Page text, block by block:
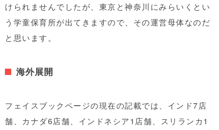
けられませんでしたが、東京と神奈川にみらいくとい
う学童保育所が出てきますので、その運営母体なのだ
と思います。
海外展開
フェイスブックページの現在の記載では、インド7店
舗、カナダ6店舗、インドネシア1店舗、スリランカ1